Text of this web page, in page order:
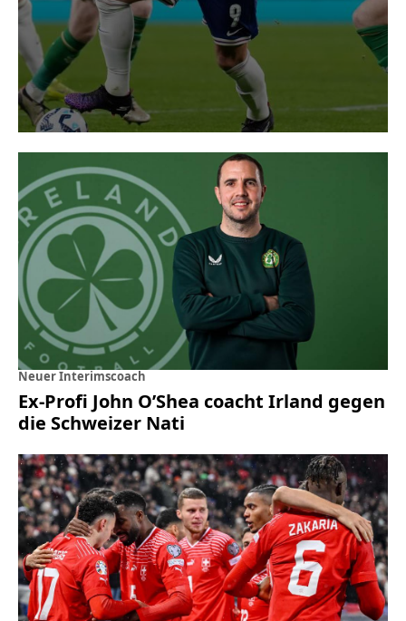
Neuer Interimscoach
Ex-Profi John O’Shea coacht Irland gegen
die Schweizer Nati